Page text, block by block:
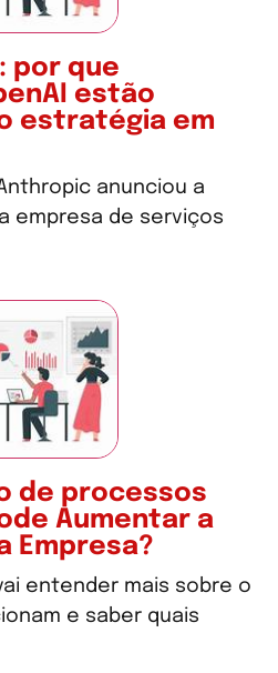
por que
estão
estratégia em
anunciou a
empresa de serviços
de processos
Aumentar a
Empresa?
entender mais sobre o
e saber quais